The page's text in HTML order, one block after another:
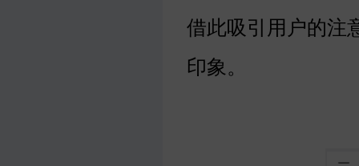
借此吸引用户的注
印象。